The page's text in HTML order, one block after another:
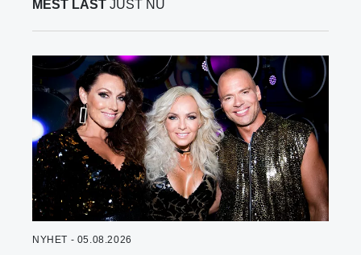
MEST LÄST JUST NU
NYHET - 05.08.2026